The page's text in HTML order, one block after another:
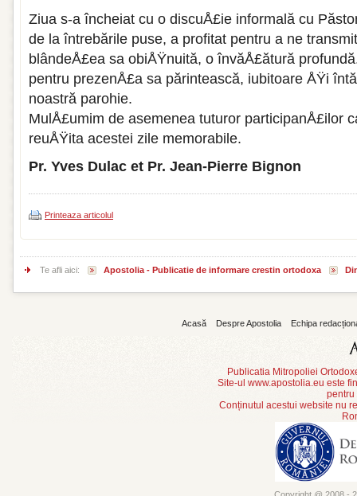
Ziua s-a încheiat cu o discuÅ£ie informală cu
de la întrebările puse, a profitat pentru a ne
blândeÅ£ea sa obiÅŸnuită, o învăÅ£ătură
pentru prezenÅ£a sa părintească, iubitoare ÅŸi
noastră parohie.
MulÅ£umim de asemenea tuturor participanÅ£ilor
reuÅŸita acestei zile memorabile.
Pr. Yves Dulac et Pr. Jean-Pierre Bignon
Printeaza articolul
Te afli aici: Apostolia - Publicatie de informare crestin ortodoxa
Acasă Despre Apostolia Echipa
Publicatia Mitropoliei
Site-ul www.apostolia.eu este
pentru
Conținutul acestui website nu
Copyright @ 2008 -